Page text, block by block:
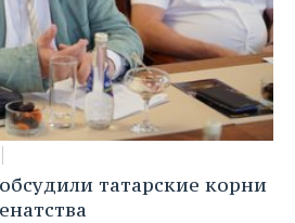
татарские корни